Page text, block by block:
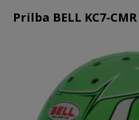
Prilba BELL KC7-